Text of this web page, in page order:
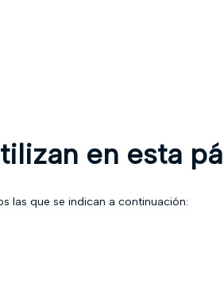
en esta
las que se indican a continuación: